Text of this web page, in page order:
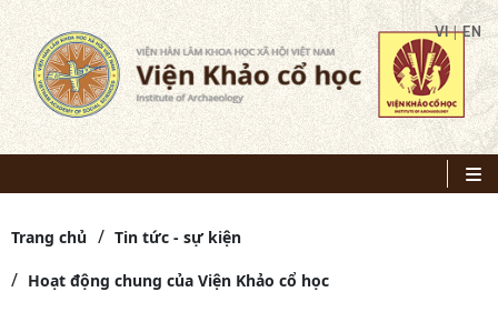
VI|EN
Trang chủ Tin tức - sự kiện
Hoạt động chung của Viện Khảo cổ học